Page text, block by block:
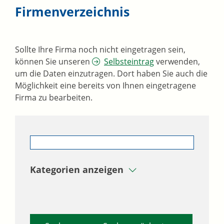
Firmenverzeichnis
Sollte Ihre Firma noch nicht eingetragen sein,
können Sie unseren
Selbsteintragverwenden,
um die Daten einzutragen. Dort haben Sie auch die
Möglichkeit eine bereits von Ihnen eingetragene
Firma zu bearbeiten.
Kategorien anzeigen